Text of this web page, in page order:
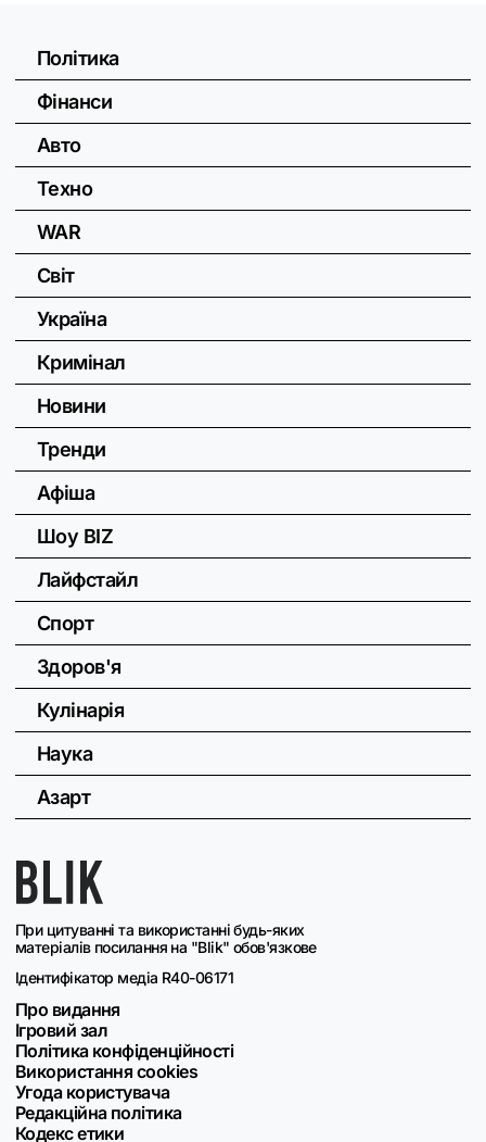
При цитуванні та використанні будь-яких
матеріалів посилання на "Blik" обов'язкове
Ідентифікатор медіа R40-06171
Про видання
Ігровий зал
Політика конфіденційності
Використання cookies
Угода користувача
Редакційна політика
Кодекс етики
Політика
Фінанси
Авто
Техно
WAR
Світ
Україна
Кримінал
Новини
Тренди
Афіша
Шоу BIZ
Лайфстайл
Спорт
Здоров'я
Кулінарія
Наука
Азарт